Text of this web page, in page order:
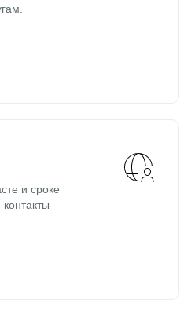
и сроке